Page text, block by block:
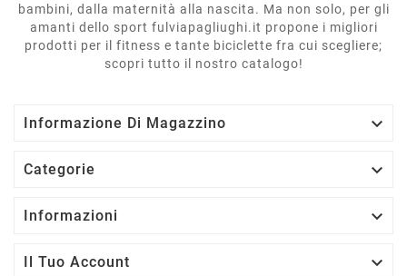
bambini, dalla maternità alla nascita. Ma non solo, per gli
amanti dello sport fulviapagliughi.it propone i migliori
prodotti per il fitness e tante biciclette fra cui scegliere;
scopri tutto il nostro catalogo!
Informazione Di Magazzino 
Categorie 
Informazioni 
Il Tuo Account 